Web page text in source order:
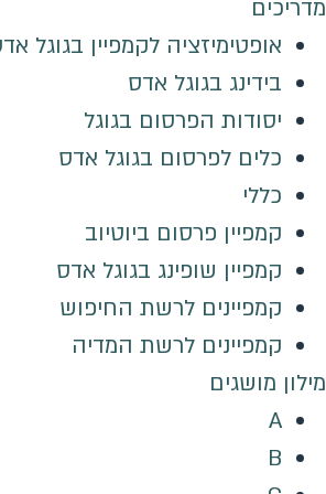
מדריכים
אופטימיזציה לקמפיין בגוגל
בידינג בגוגל אדס
יסודות הפרסום בגוגל
כלים לפרסום בגוגל אדס
כללי
קמפיין פרסום ביוטיוב
קמפיין שופינג בגוגל אדס
קמפיינים לרשת החיפוש
קמפיינים לרשת המדיה
מילון מושגים
A
B